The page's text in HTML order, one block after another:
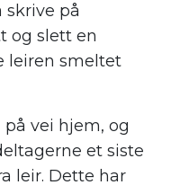
skrive på
og slett en
leiren smeltet
vei hjem, og
et siste
leir. Dette har